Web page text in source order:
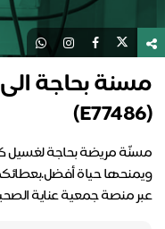
مسنة بحاجة
(E77486)
مسنّة مريضة بحاجة لغسيل
ويمنحها حياة
عبر منصة جمعية عناية